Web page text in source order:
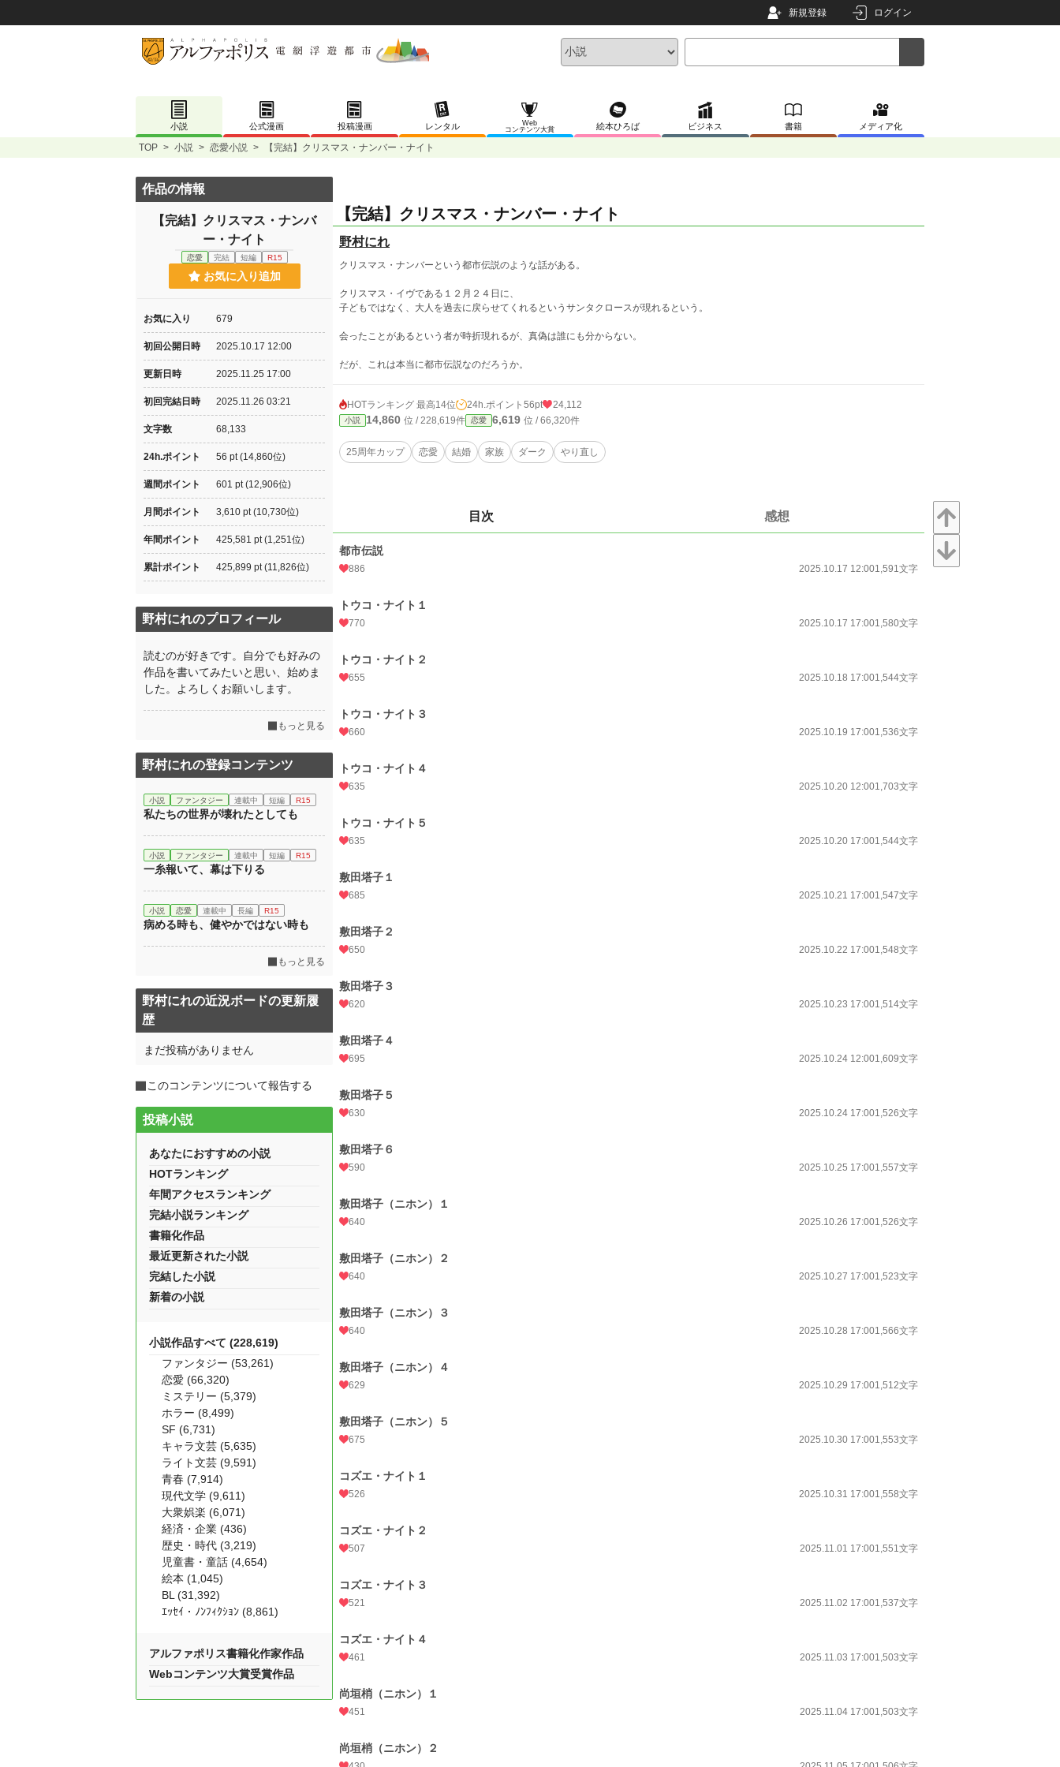
新規登録 ログイン
小説 公式漫画 投稿漫画 レンタル
Web
コンテンツ大賞
絵本ひろば ビジネス 書籍 メディア化
TOP > 小説 > 恋愛小説 > 【完結】クリスマス・ナンバー・ナイト
【完結】クリスマス・ナンバー・ナイト
野村にれ
クリスマス・ナンバーという都市伝説のような話がある。
クリスマス・イヴである１２月２４日に、
子どもではなく、大人を過去に戻らせてくれるというサンタクロースが現れるという。
会ったことがあるという者が時折現れるが、真偽は誰にも分からない。
だが、これは本当に都市伝説なのだろうか。
HOTランキング 最高14位 24h.ポイント 56pt 24,112
小説 14,860 位 / 228,619件 恋愛 6,619 位 / 66,320件
25周年カップ 恋愛 結婚 家族 ダーク やり直し
目次 感想
都市伝説
886 2025.10.17 12:001,591文字
トウコ・ナイト１
770 2025.10.17 17:001,580文字
トウコ・ナイト２
655 2025.10.18 17:001,544文字
トウコ・ナイト３
660 2025.10.19 17:001,536文字
トウコ・ナイト４
635 2025.10.20 12:001,703文字
トウコ・ナイト５
635 2025.10.20 17:001,544文字
敷田塔子１
685 2025.10.21 17:001,547文字
敷田塔子２
650 2025.10.22 17:001,548文字
敷田塔子３
620 2025.10.23 17:001,514文字
敷田塔子４
695 2025.10.24 12:001,609文字
敷田塔子５
630 2025.10.24 17:001,526文字
敷田塔子６
590 2025.10.25 17:001,557文字
敷田塔子（ニホン）１
640 2025.10.26 17:001,526文字
敷田塔子（ニホン）２
640 2025.10.27 17:001,523文字
敷田塔子（ニホン）３
640 2025.10.28 17:001,566文字
敷田塔子（ニホン）４
629 2025.10.29 17:001,512文字
敷田塔子（ニホン）５
675 2025.10.30 17:001,553文字
コズエ・ナイト１
526 2025.10.31 17:001,558文字
コズエ・ナイト２
507 2025.11.01 17:001,551文字
コズエ・ナイト３
521 2025.11.02 17:001,537文字
コズエ・ナイト４
461 2025.11.03 17:001,503文字
尚垣梢（ニホン）１
451 2025.11.04 17:001,503文字
尚垣梢（ニホン）２
作品の情報
【完結】クリスマス・ナンバ
ー・ナイト
恋愛 完結 短編 R15
お気に入り追加
お気に入り 679
初回公開日時 2025.10.17 12:00
更新日時 2025.11.25 17:00
初回完結日時 2025.11.26 03:21
文字数 68,133
24h.ポイント 56 pt (14,860位)
週間ポイント 601 pt (12,906位)
月間ポイント 3,610 pt (10,730位)
年間ポイント 425,581 pt (1,251位)
累計ポイント 425,899 pt (11,826位)
野村にれのプロフィール
読むのが好きです。自分でも好みの
作品を書いてみたいと思い、始めま
した。よろしくお願いします。
もっと見る
野村にれの登録コンテンツ
小説 ファンタジー 連載中 短編 R15
私たちの世界が壊れたとしても
小説 ファンタジー 連載中 短編 R15
一糸報いて、幕は下りる
小説 恋愛 連載中 長編 R15
病める時も、健やかではない時も
もっと見る
野村にれの近況ボードの更新履
歴
まだ投稿がありません
このコンテンツについて報告する
投稿小説
あなたにおすすめの小説
HOTランキング
年間アクセスランキング
完結小説ランキング
書籍化作品
最近更新された小説
完結した小説
新着の小説
小説作品すべて (228,619)
ファンタジー (53,261)
恋愛 (66,320)
ミステリー (5,379)
ホラー (8,499)
SF (6,731)
キャラ文芸 (5,635)
ライト文芸 (9,591)
青春 (7,914)
現代文学 (9,611)
大衆娯楽 (6,071)
経済・企業 (436)
歴史・時代 (3,219)
児童書・童話 (4,654)
絵本 (1,045)
BL (31,392)
ｴｯｾｲ・ﾉﾝﾌｨｸｼｮﾝ (8,861)
アルファポリス書籍化作家作品
Webコンテンツ大賞受賞作品